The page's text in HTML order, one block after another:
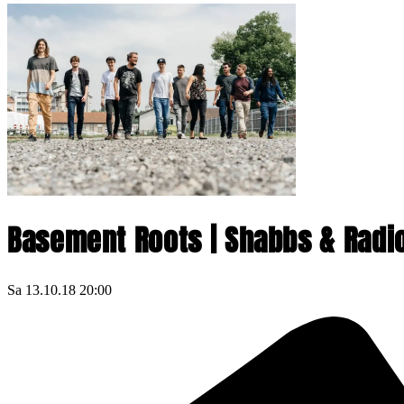
Basement Roots | Shabbs &
Sa 13.10.18 20:00